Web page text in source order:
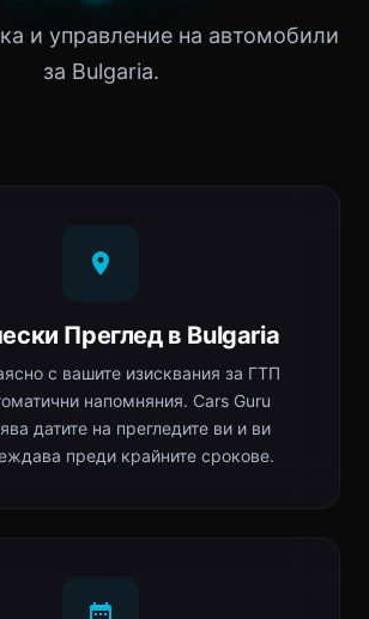
и управление на автомобили
за Bulgaria.
Преглед в Bulgaria
с вашите изисквания за ГТП
напомняния. Cars Guru
датите на прегледите ви и ви
преди крайните срокове.